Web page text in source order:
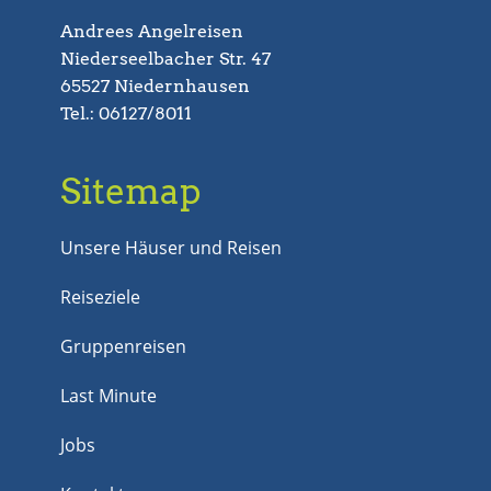
Andrees Angelreisen
Niederseelbacher Str. 47
65527 Niedernhausen
Tel.: 06127/8011
Sitemap
Unsere Häuser und Reisen
Reiseziele
Gruppenreisen
Last Minute
Jobs